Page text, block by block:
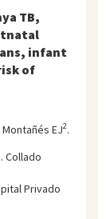
TB,
infant
of
EJ2.
Collado
Privado